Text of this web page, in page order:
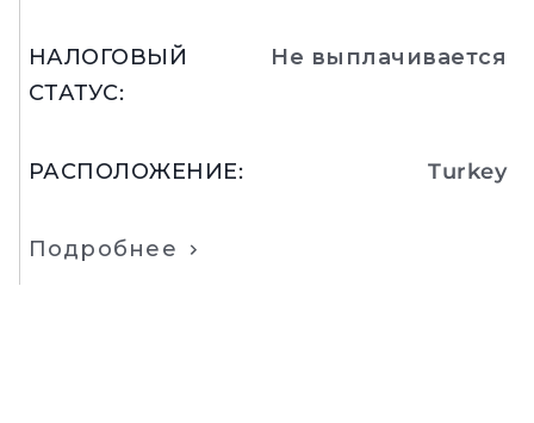
НАЛОГОВЫЙ
СТАТУС:
Не выплачивается
РАСПОЛОЖЕНИЕ: Turkey
Подробнее